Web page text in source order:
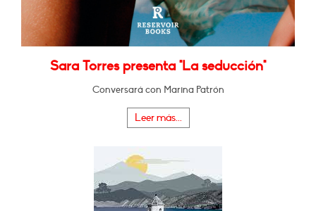
Sara Torres presenta "La seducción"
Conversará con Marina Patrón
Leer más...